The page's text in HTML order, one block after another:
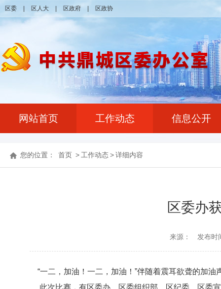
区委 区人大 区政府 区政协
网站首页 工作动态 信息公开
您的位置： 首页 > 工作动态>详细内容
区委办
来源： 发布时
“一二，加油！一二，加油！”伴随着震耳欲聋的加油
此次比赛，有区委办、区委组织部、区纪委、区委